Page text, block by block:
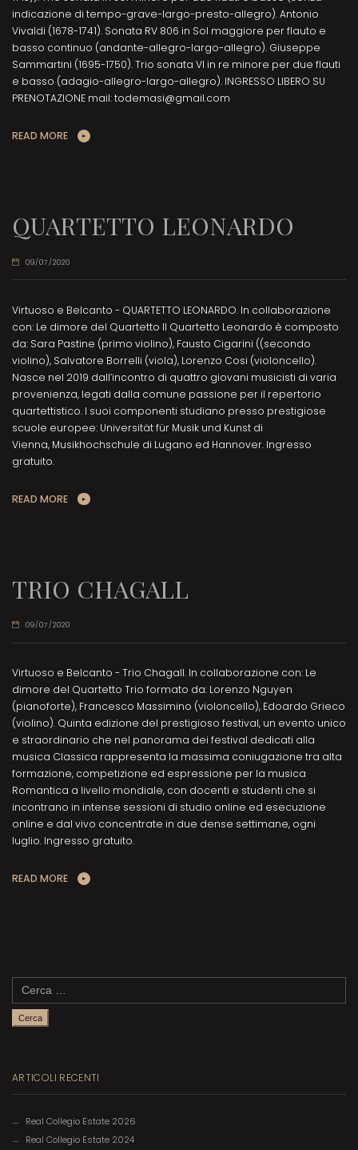
indicazione di tempo-grave-largo-presto-allegro). Antonio
Vivaldi (1678-1741). Sonata RV 806 in Sol maggiore per flauto e
basso continuo (andante-allegro-largo-allegro). Giuseppe
Sammartini (1695-1750). Trio sonata VI in re minore per due flauti
e basso (adagio-allegro-largo-allegro). INGRESSO LIBERO SU
PRENOTAZIONE mail: todemasi@gmail.com
READ MORE
QUARTETTO LEONARDO
09/07/2020
Virtuoso e Belcanto - QUARTETTO LEONARDO. In collaborazione
con: Le dimore del Quartetto Il Quartetto Leonardo è composto
da: Sara Pastine (primo violino), Fausto Cigarini ((secondo
violino), Salvatore Borrelli (viola), Lorenzo Cosi (violoncello).
Nasce nel 2019 dall’incontro di quattro giovani musicisti di varia
provenienza, legati dalla comune passione per il repertorio
quartettistico. I suoi componenti studiano presso prestigiose
scuole europee: Universität für Musik und Kunst di
Vienna, Musikhochschule di Lugano ed Hannover. Ingresso
gratuito.
READ MORE
TRIO CHAGALL
09/07/2020
Virtuoso e Belcanto - Trio Chagall. In collaborazione con: Le
dimore del Quartetto Trio formato da: Lorenzo Nguyen
(pianoforte), Francesco Massimino (violoncello), Edoardo Grieco
(violino). Quinta edizione del prestigioso festival, un evento unico
e straordinario che nel panorama dei festival dedicati alla
musica Classica rappresenta la massima coniugazione tra alta
formazione, competizione ed espressione per la musica
Romantica a livello mondiale, con docenti e studenti che si
incontrano in intense sessioni di studio online ed esecuzione
online e dal vivo concentrate in due dense settimane, ogni
luglio. Ingresso gratuito.
READ MORE
per:
ARTICOLI RECENTI
Real Collegio Estate 2026
Real Collegio Estate 2024